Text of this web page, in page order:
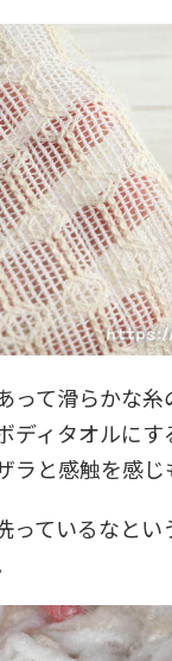
って滑らかな糸
ディタオルに
ラと感触を感じ
っているなとい